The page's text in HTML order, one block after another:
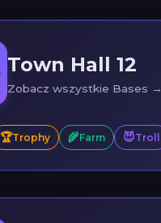
Town Hall 12
Zobacz wszystkie Bases →
🏆Trophy 🌾Farm 😈Troll